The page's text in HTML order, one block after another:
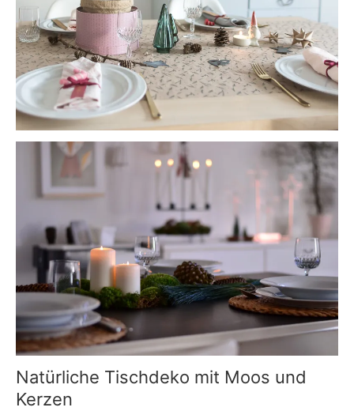
Natürliche Tischdeko mit Moos und
Kerzen